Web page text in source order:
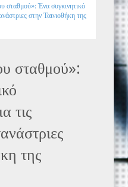
σταθμού»: Ένα συγκινητικό
στην Ταινιοθήκη της
σταθμού»:
τις
της